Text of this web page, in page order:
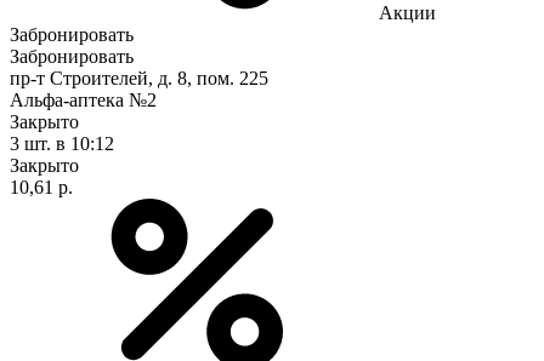
Акции
Забронировать
Забронировать
пр-т Строителей, д. 8, пом. 225
Альфа-аптека №2
Закрыто
3 шт. в 10:12
Закрыто
10,61 р.